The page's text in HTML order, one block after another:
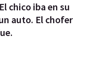
chico iba en su
auto. El chofer